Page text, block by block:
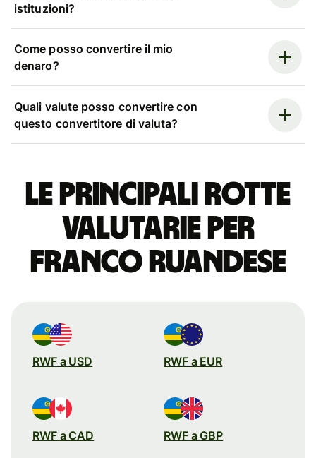
istituzioni?
Come posso convertire il mio
denaro?
Quali valute posso convertire con
questo convertitore di valuta?
Le principali rotte
valutarie per
franco ruandese
RWF a USD RWF a EUR
RWF a CAD RWF a GBP